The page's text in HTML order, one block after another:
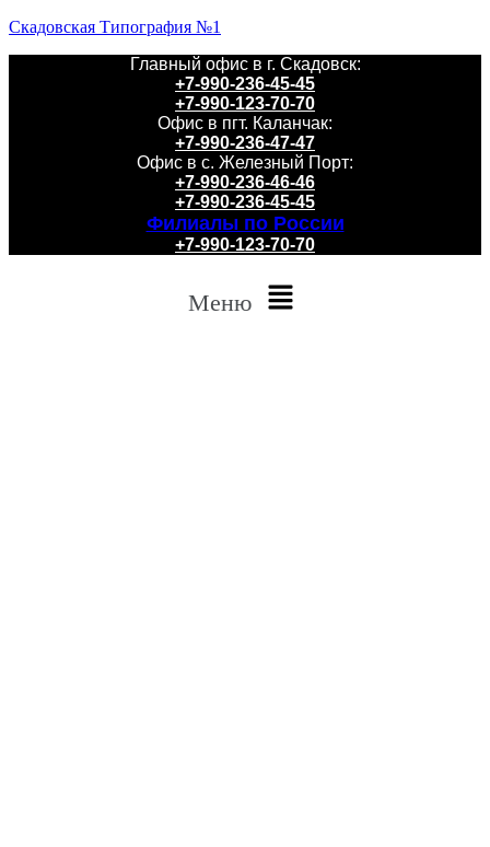
Скадовская Типография №1
Главный офис в г. Скадовск:
+7-990-236-45-45
+7-990-123-70-70
Офис в пгт. Каланчак:
+7-990-236-47-47
Офис в с. Железный Порт:
+7-990-236-46-46
+7-990-236-45-45
Филиалы по России
+7-990-123-70-70
Меню